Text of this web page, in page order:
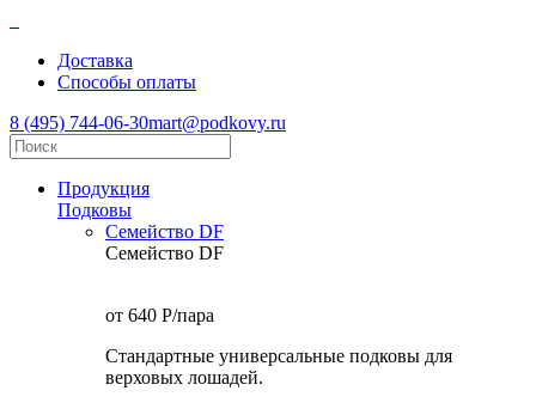
Доставка
Способы оплаты
8 (495) 744-06-30mart@podkovy.ru
Продукция
Подковы
Семейство DF
Семейство DF
от 640 P/пара
Стандартные универсальные подковы для
верховых лошадей.